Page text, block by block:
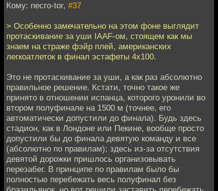
Кому: necro-tor, #37
> Особенно замечательно на этом фоне выглядит
протаскивание за уши IAAF-ом, стоящем как мы
знаем на страже фэйр плей, американских
легкоатлеток в финал эстафеты 4х100.
Это не протаскивание за уши, а как раз абсолютно
правильное решение. Кстати, точно такое же
принято в отношении испанца, которого уронили во
втором полуфинале на 1500 м (точнее, его
автоматически допустили до финала). Будь здесь
стадион, как в Лондоне или Пекине, вообще просто
допустили бы до финала девятую команду и все
(абсолютно по правилам); здесь из-за отсутствия
девятой дорожки пришлось организовывать
перезабег. В принципе по правилам было бы
полностью перебежать весь полуфинал без